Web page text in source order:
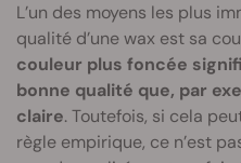
L’un des moyens les plus
qualité d’une wax est sa
couleur plus foncée
bonne qualité que, par
claire. Toutefois, si cela
règle empirique, ce n’est